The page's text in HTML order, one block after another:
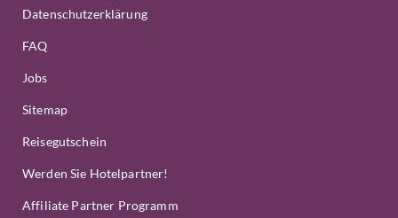
Datenschutzerklärung
FAQ
Jobs
Sitemap
Reisegutschein
Werden Sie Hotelpartner!
Affiliate Partner Programm